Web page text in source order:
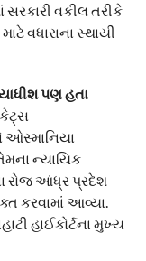
વકીલ તરીકે
વધારાના સ્થાયી
પણ હતા
ન્યાયિક
રોજ આંધ્ર પ્રદેશ
કરવામાં આવ્યા.
હાઈકોર્ટના મુખ્ય